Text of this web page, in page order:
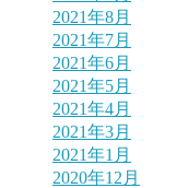
2021年8月
2021年7月
2021年6月
2021年5月
2021年4月
2021年3月
2021年1月
2020年12月